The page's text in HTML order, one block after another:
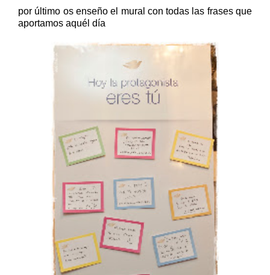
por último os enseño el mural con todas las frases que
aportamos aquél día